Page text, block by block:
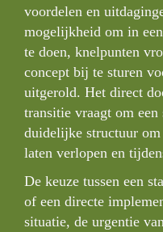
voordelen en
mogelijkheid om in
te doen, knelpunten
concept bij te sturen
uitgerold. Het direct
transitie vraagt om
duidelijke structuur
laten verlopen en
De keuze tussen een
of een directe
situatie, de urgentie